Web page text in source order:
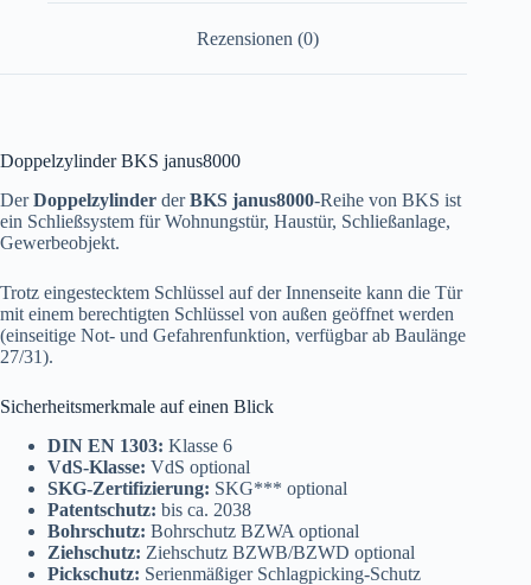
Rezensionen (0)
Doppelzylinder BKS janus8000
DerDoppelzylinder derBKS janus8000-Reihe von BKS ist
ein Schließsystem für Wohnungstür, Haustür, Schließanlage,
Gewerbeobjekt.
Trotz eingestecktem Schlüssel auf der Innenseite kann die Tür
mit einem berechtigten Schlüssel von außen geöffnet werden
(einseitige Not- und Gefahrenfunktion, verfügbar ab Baulänge
27/31).
Sicherheitsmerkmale auf einen Blick
DIN EN 1303: Klasse 6
VdS-Klasse: VdS optional
SKG-Zertifizierung: SKG*** optional
Patentschutz: bis ca. 2038
Bohrschutz: Bohrschutz BZWA optional
Ziehschutz: Ziehschutz BZWB/BZWD optional
Pickschutz: Serienmäßiger Schlagpicking-Schutz